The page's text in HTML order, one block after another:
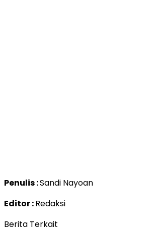
Penulis :Sandi Nayoan
Editor :Redaksi
Berita Terkait